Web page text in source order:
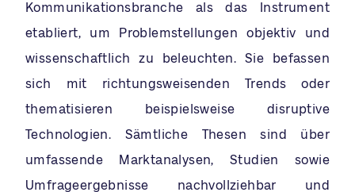
Kommunikationsbranche als das Instrument
etabliert, um Problemstellungen objektiv und
wissenschaftlich zu beleuchten. Sie befassen
sich mit richtungsweisenden Trends oder
thematisieren beispielsweise disruptive
Technologien. Sämtliche Thesen sind über
umfassende Marktanalysen, Studien sowie
Umfrageergebnisse nachvollziehbar und